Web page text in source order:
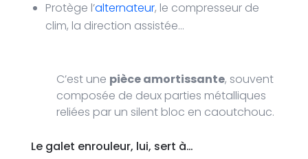
Protège l’alternateur, le compresseur de
clim, la direction assistée…
C’est une pièce amortissante, souvent
composée de deux parties métalliques
reliées par un silent bloc en caoutchouc.
Le galet enrouleur, lui, sert à…